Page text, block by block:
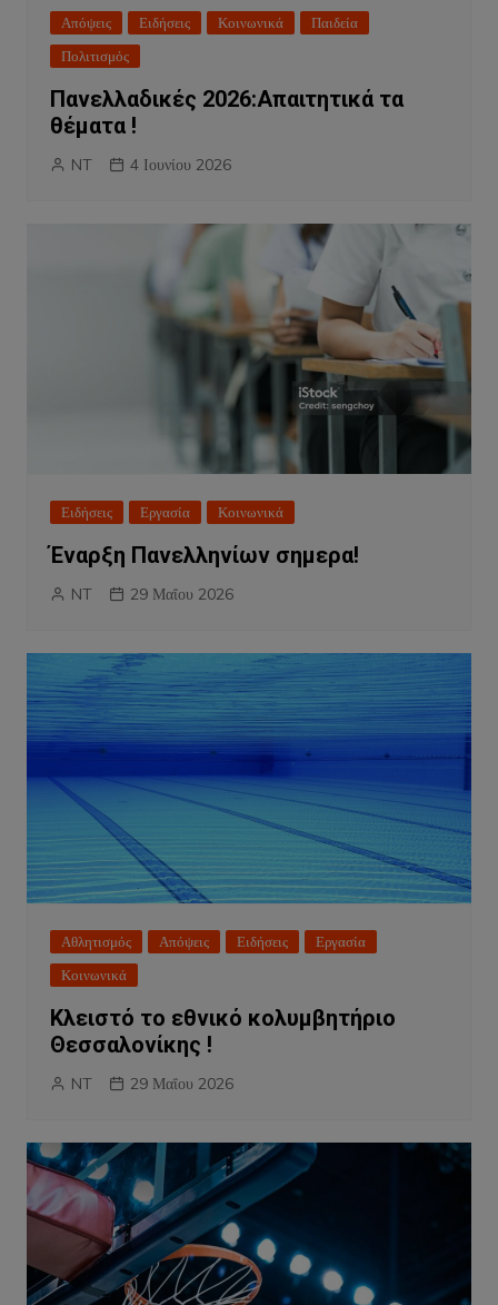
Απόψεις Ειδήσεις Κοινωνικά
Παιδεία
Πολιτισμός
Πανελλαδικές 2026:Απαιτητικά τα
θέματα !
NT 4 Ιουνίου 2026
Ειδήσεις Εργασία Κοινωνικά
Έναρξη Πανελληνίων σημερα!
NT 29 Μαΐου 2026
Αθλητισμός Απόψεις Ειδήσεις
Εργασία
Κοινωνικά
Κλειστό το εθνικό κολυμβητήριο
Θεσσαλονίκης !
NT 29 Μαΐου 2026